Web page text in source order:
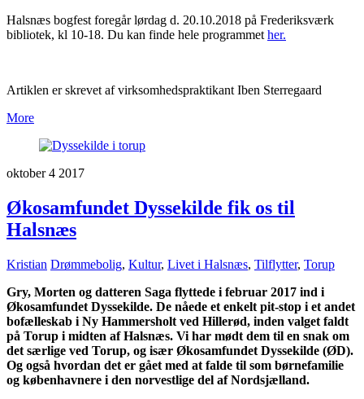
Halsnæs bogfest foregår lørdag d. 20.10.2018 på Frederiksværk
bibliotek, kl 10-18. Du kan finde hele programmet her.
Artiklen er skrevet af virksomhedspraktikant Iben Sterregaard
More
oktober 4 2017
Økosamfundet Dyssekilde fik os til
Halsnæs
Kristian Drømmebolig, Kultur, Livet i Halsnæs, Tilflytter, Torup
Gry, Morten og datteren Saga flyttede i februar 2017 ind i
Økosamfundet Dyssekilde. De nåede et enkelt pit-stop i et andet
bofælleskab i Ny Hammersholt ved Hillerød, inden valget faldt
på Torup i midten af Halsnæs. Vi har mødt dem til en snak om
det særlige ved Torup, og især Økosamfundet Dyssekilde (ØD).
Og også hvordan det er gået med at falde til som børnefamilie
og københavnere i den norvestlige del af Nordsjælland.